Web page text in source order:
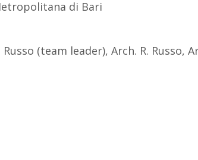
di Bari
Russo (team leader), Arch. R. Russo,